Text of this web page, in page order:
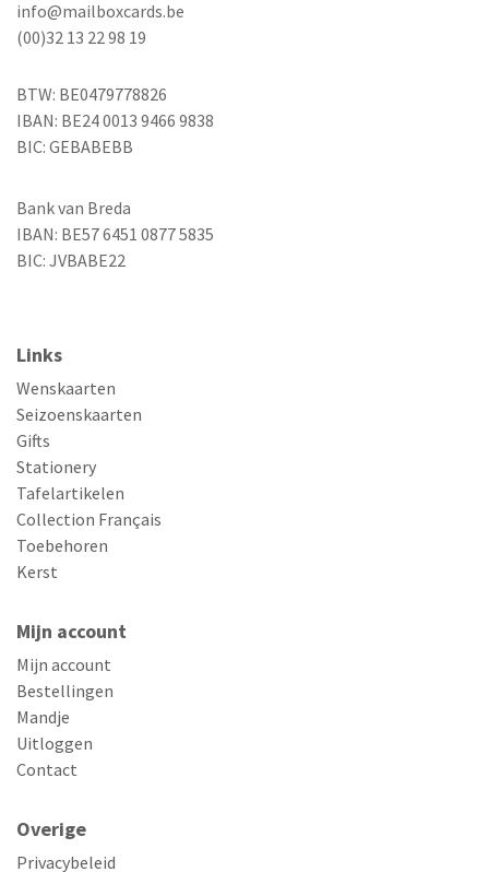
info@mailboxcards.be
(00)32 13 22 98 19
BTW: BE0479778826
IBAN: BE24 0013 9466 9838
BIC: GEBABEBB
Bank van Breda
IBAN: BE57 6451 0877 5835
BIC: JVBABE22
Links
Wenskaarten
Seizoenskaarten
Gifts
Stationery
Tafelartikelen
Collection Français
Toebehoren
Kerst
Mijn account
Mijn account
Bestellingen
Mandje
Uitloggen
Contact
Overige
Privacybeleid